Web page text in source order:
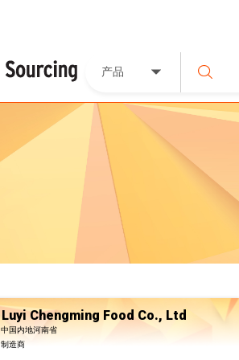
产品
Luyi Chengming Food Co., Ltd
中国内地河南省
制造商